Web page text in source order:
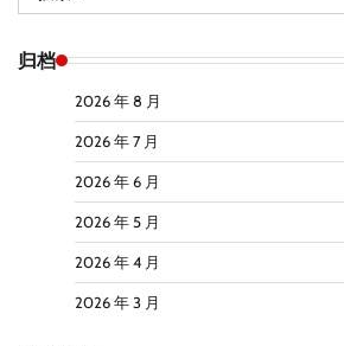
索：
归档
2026 年 8 月
2026 年 7 月
2026 年 6 月
2026 年 5 月
2026 年 4 月
2026 年 3 月